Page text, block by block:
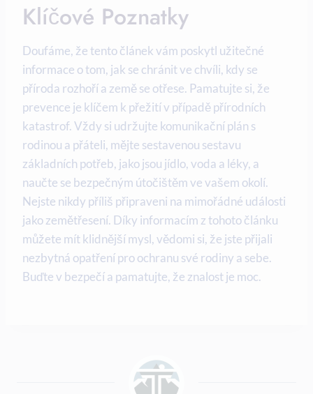
Klíčové Poznatky
Doufáme, že tento článek vám poskytl užitečné
informace o tom, jak se chránit ve chvíli, kdy se
příroda rozhoří a země se otřese. Pamatujte si, že
prevence je klíčem k přežití v případě přírodních
katastrof. Vždy si udržujte komunikační plán s
rodinou a přáteli, mějte sestavenou sestavu
základních potřeb, jako jsou jídlo, voda a léky, a
naučte se bezpečným útočištěm ve vašem okolí.
Nejste nikdy příliš připraveni na mimořádné události
jako zemětřesení. Díky informacím z tohoto článku
můžete mít klidnější mysl, vědomi si, že jste přijali
nezbytná opatření pro ochranu své rodiny a sebe.
Buďte v bezpečí a pamatujte, že znalost je moc.